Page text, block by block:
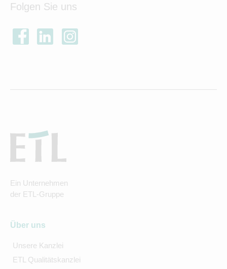
Folgen Sie uns
Ein Unternehmen
der ETL-Gruppe
Über uns
Unsere Kanzlei
ETL Qualitätskanzlei